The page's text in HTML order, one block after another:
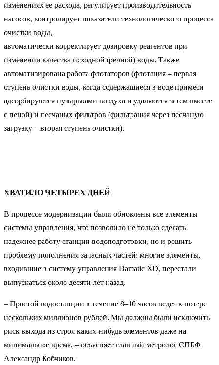
изменениях ее расхода, регулирует производительность
насосов, контролирует показатели технологического процесса
очистки воды,
автоматически корректирует дозировку реагентов при
изменении качества исходной (речной) воды. Также
автоматизирована работа флотаторов (флотация – первая
ступень очистки воды, когда содержащиеся в воде примеси
адсорбируются пузырьками воздуха и удаляются затем вместе
с пеной) и песчаных фильтров (фильтрация через песчаную
загрузку – вторая ступень очистки).
ХВАТИЛО ЧЕТЫРЕХ ДНЕЙ
В процессе модернизации были обновлены все элементы
системы управления, что позволило не только сделать
надежнее работу станции водоподготовки, но и решить
проблему пополнения запасных частей: многие элементы,
входившие в систему управления Damatic XD, перестали
выпускаться около десяти лет назад.
– Простой водостанции в течение 8–10 часов ведет к потере
нескольких миллионов рублей. Мы должны были исключить
риск выхода из строя каких-нибудь элементов даже на
минимальное время, – объясняет главный метролог СПБФ
Александр Кобчиков.